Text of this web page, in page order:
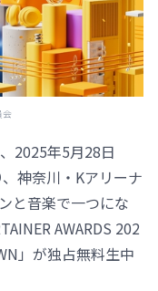
会
2025年5月28日
神奈川・Kアリーナ
と音楽で一つにな
AWARDS 202
」が独占無料生中